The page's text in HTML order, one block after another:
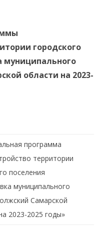
городского
области на 2023-
программа
территории
поселения
муниципального
Самарской
2023-2025 годы»